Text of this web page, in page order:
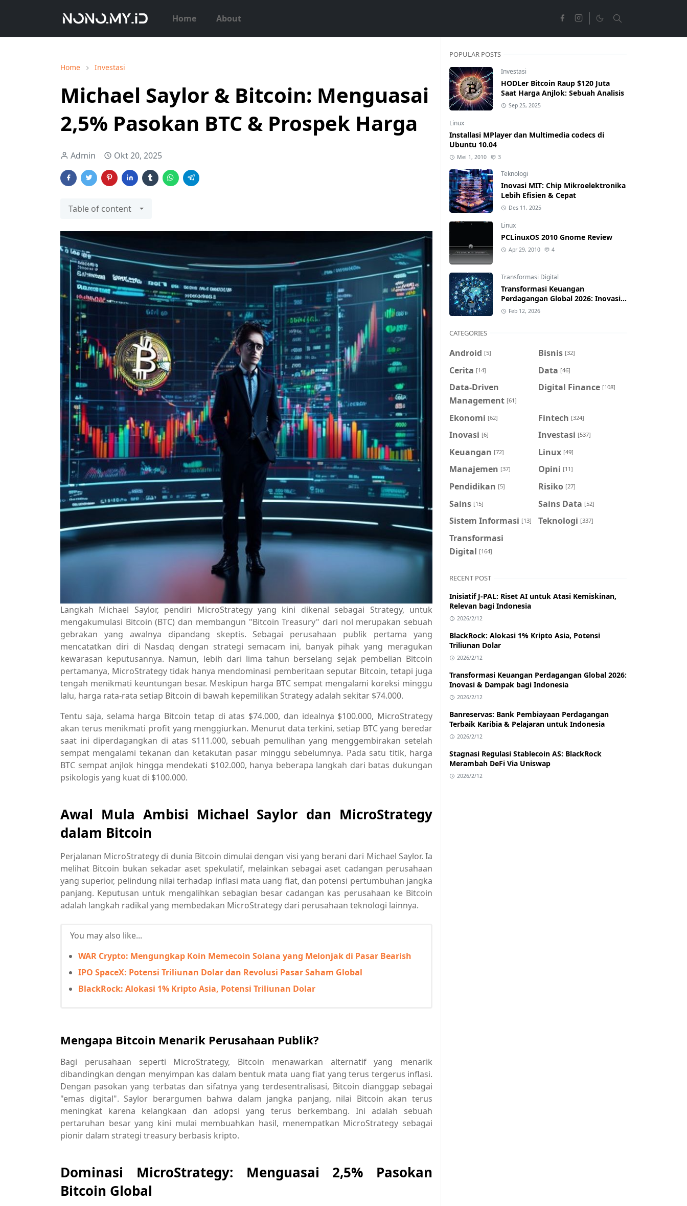
Home About
Home Investasi
Michael Saylor & Bitcoin: Menguasai
2,5% Pasokan BTC & Prospek Harga
Admin Okt 20, 2025
Table of content
Langkah Michael Saylor, pendiri MicroStrategy yang kini dikenal sebagai Strategy, untuk
mengakumulasi Bitcoin (BTC) dan membangun "Bitcoin Treasury" dari nol merupakan sebuah
gebrakan yang awalnya dipandang skeptis. Sebagai perusahaan publik pertama yang
mencatatkan diri di Nasdaq dengan strategi semacam ini, banyak pihak yang meragukan
kewarasan keputusannya. Namun, lebih dari lima tahun berselang sejak pembelian Bitcoin
pertamanya, MicroStrategy tidak hanya mendominasi pemberitaan seputar Bitcoin, tetapi juga
tengah menikmati keuntungan besar. Meskipun harga BTC sempat mengalami koreksi minggu
lalu, harga rata-rata setiap Bitcoin di bawah kepemilikan Strategy adalah sekitar $74.000.
Tentu saja, selama harga Bitcoin tetap di atas $74.000, dan idealnya $100.000, MicroStrategy
akan terus menikmati profit yang menggiurkan. Menurut data terkini, setiap BTC yang beredar
saat ini diperdagangkan di atas $111.000, sebuah pemulihan yang menggembirakan setelah
sempat mengalami tekanan dan ketakutan pasar minggu sebelumnya. Pada satu titik, harga
BTC sempat anjlok hingga mendekati $102.000, hanya beberapa langkah dari batas dukungan
psikologis yang kuat di $100.000.
Awal Mula Ambisi Michael Saylor dan MicroStrategy
dalam Bitcoin
Perjalanan MicroStrategy di dunia Bitcoin dimulai dengan visi yang berani dari Michael Saylor. Ia
melihat Bitcoin bukan sekadar aset spekulatif, melainkan sebagai aset cadangan perusahaan
yang superior, pelindung nilai terhadap inflasi mata uang fiat, dan potensi pertumbuhan jangka
panjang. Keputusan untuk mengalihkan sebagian besar cadangan kas perusahaan ke Bitcoin
adalah langkah radikal yang membedakan MicroStrategy dari perusahaan teknologi lainnya.
You may also like...
WAR Crypto: Mengungkap Koin Memecoin Solana yang Melonjak di Pasar Bearish
IPO SpaceX: Potensi Triliunan Dolar dan Revolusi Pasar Saham Global
BlackRock: Alokasi 1% Kripto Asia, Potensi Triliunan Dolar
Mengapa Bitcoin Menarik Perusahaan Publik?
Bagi perusahaan seperti MicroStrategy, Bitcoin menawarkan alternatif yang menarik
dibandingkan dengan menyimpan kas dalam bentuk mata uang fiat yang terus tergerus inflasi.
Dengan pasokan yang terbatas dan sifatnya yang terdesentralisasi, Bitcoin dianggap sebagai
"emas digital". Saylor berargumen bahwa dalam jangka panjang, nilai Bitcoin akan terus
meningkat karena kelangkaan dan adopsi yang terus berkembang. Ini adalah sebuah
pertaruhan besar yang kini mulai membuahkan hasil, menempatkan MicroStrategy sebagai
pionir dalam strategi treasury berbasis kripto.
Dominasi MicroStrategy: Menguasai 2,5% Pasokan
Bitcoin Global
POPULAR POSTS
Investasi
HODLer Bitcoin Raup $120 Juta
Saat Harga Anjlok: Sebuah Analisis
Sep 25, 2025
Linux
Installasi MPlayer dan Multimedia codecs di
Ubuntu 10.04
Mei 1, 2010 3
Teknologi
Inovasi MIT: Chip Mikroelektronika
Lebih Efisien & Cepat
Des 11, 2025
Linux
PCLinuxOS 2010 Gnome Review
Apr 29, 2010 4
Transformasi Digital
Transformasi Keuangan
Perdagangan Global 2026: Inovasi
& Dampak bagi Indonesia
Feb 12, 2026
CATEGORIES
Android [5] Bisnis [32]
Cerita [14] Data [46]
Data-Driven
Management [61]
Digital Finance [108]
Ekonomi [62] Fintech [324]
Inovasi [6] Investasi [537]
Keuangan [72] Linux [49]
Manajemen [37] Opini [11]
Pendidikan [5] Risiko [27]
Sains [15] Sains Data [52]
Sistem Informasi [13] Teknologi [337]
Transformasi
Digital [164]
RECENT POST
Inisiatif J-PAL: Riset AI untuk Atasi Kemiskinan,
Relevan bagi Indonesia
2026/2/12
BlackRock: Alokasi 1% Kripto Asia, Potensi
Triliunan Dolar
2026/2/12
Transformasi Keuangan Perdagangan Global 2026:
Inovasi & Dampak bagi Indonesia
2026/2/12
Banreservas: Bank Pembiayaan Perdagangan
Terbaik Karibia & Pelajaran untuk Indonesia
2026/2/12
Stagnasi Regulasi Stablecoin AS: BlackRock
Merambah DeFi Via Uniswap
2026/2/12